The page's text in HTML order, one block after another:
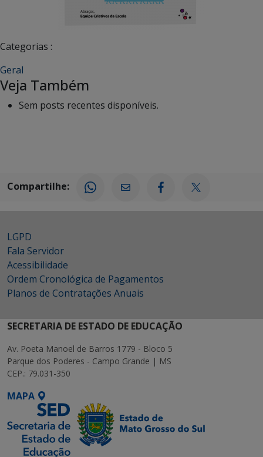
Categorias :
Geral
Veja Também
Sem posts recentes disponíveis.
Compartilhe:
LGPD
Fala Servidor
Acessibilidade
Ordem Cronológica de Pagamentos
Planos de Contratações Anuais
SECRETARIA DE ESTADO DE EDUCAÇÃO
Av. Poeta Manoel de Barros 1779 - Bloco 5
Parque dos Poderes - Campo Grande | MS
CEP.: 79.031-350
MAPA